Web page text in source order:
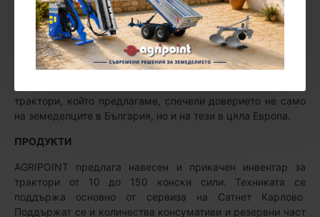
Своеобразен по своята същност, Agripoint е създаден през
2016 г., за да предложи лесен, бърз и сигурен за
потребителя достъп до инвентар за трактори и
земеделска техника. Днес портала се радва на своята
стремглаво растяща популярност и положителна обратна
трактори, който предлагаме, спечели доверието не само
на земеделците в България, но и на тези в цяла Европа.
ПРОДУКТИ
AGRIPOINT предлага навесен и прикачен инвентар за
трактори от 10 до 150 конски сили. Техниката се
поддържа основно от сервиза на Сатнет Карлово.
Поддържат се и количества консумативи и резервни част